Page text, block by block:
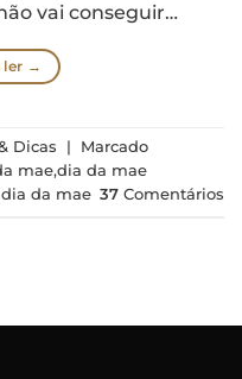
vai conseguir…
ler →
Dicas |
Marcado
mae,dia da mae
da mae 37 Comentários